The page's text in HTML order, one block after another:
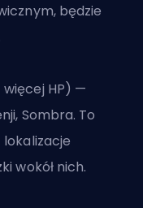
będzie
HP) —
Sombra. To
wokół nich.